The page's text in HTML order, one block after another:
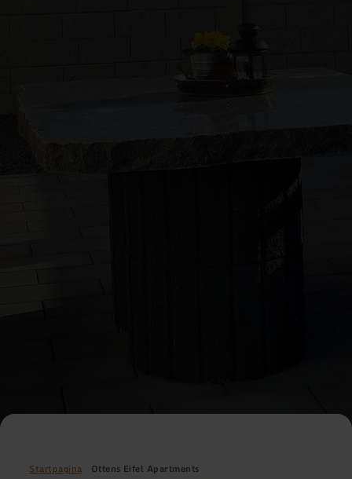
Startpagina Ottens Eifel Apartments